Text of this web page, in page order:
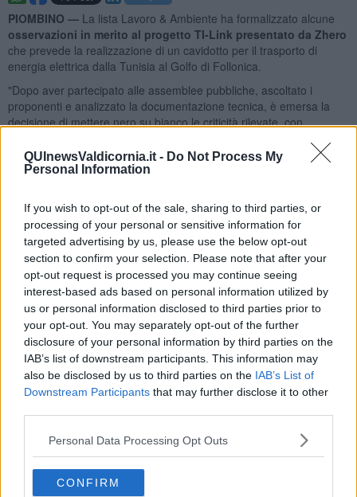
QUInewsValdicornia.it - Do Not Process My
Personal Information
If you wish to opt-out of the sale, sharing to third parties, or
processing of your personal or sensitive information for
targeted advertising by us, please use the below opt-out
section to confirm your selection. Please note that after your
opt-out request is processed you may continue seeing
interest-based ads based on personal information utilized by
us or personal information disclosed to third parties prior to
your opt-out. You may separately opt-out of the further
disclosure of your personal information by third parties on the
IAB’s list of downstream participants. This information may
also be disclosed by us to third parties on the IAB’s List of
Downstream Participants that may further disclose it to other
Personal Data Processing Opt Outs
CONFIRM
PIOMBINO — La lista Lavoro & Ambiente ha formalizzato alcune
osservazioni in merito al progetto TI-Link presentato da Zhero
che prevede la realizzazione di un cavidotto per il trasporto di
energia elettrica dalla Tunisia al Golfo di Follonica.
"Dopo aver partecipato alle assemblee pubbliche, ascoltato i
proponenti e analizzato la documentazione tecnica, è emersa la
decisione di mettere nero su bianco le criticità rilevate, con
energie rinnovabili rappresentano per noi l’alternativa
necessaria ai combustibili fossili, tuttavia il 'dove' e il 'come'
silenzio di fronte a un progetto che ha il potenziale di mutare
significativamente gli scenari anche del nostro Comune".
Queste le osservazioni. La lista chiede studi scientifici rigorosi e
pareri preventivi da parte di Enti e Associazioni competenti per
valutare l'impatto ecologico sia nel deserto tunisino sia lungo
il tracciato marino e sulle spiaggeindipendentemente dalla
scelta tra Pratoranieri e Torre Mozza.
"Il progetto prevede una sottostazione di circa 6 ettari per 20 metri
di altezza. Giudichiamo inaccettabile l'occupazione di suolo vergine
osservazioniribadiamo la proposta di realizzare la
sottostazione elettrica su aree da recuperare. Condividiamo lo
studio in corso sulla 36 ettari ma riproponiamo, tra le aree
candidabili, la discarica Li53, oltre 15 ettari. Tale soluzione